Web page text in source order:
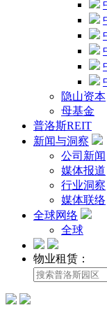
隐山资本
母基金
普洛斯REIT
新闻与洞察
公司新闻
媒体报道
行业洞察
媒体联络
全球网络
全球
物业租赁：